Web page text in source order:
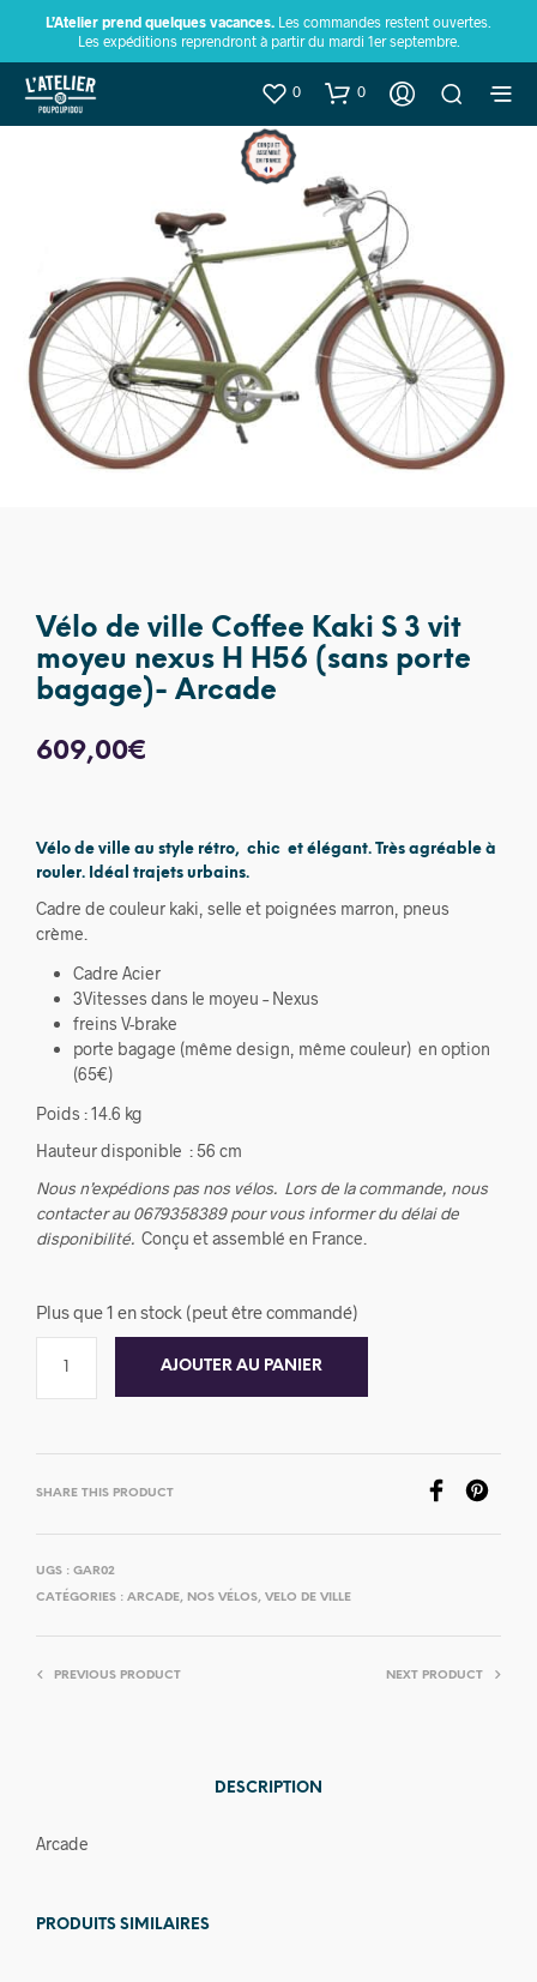
L’Atelier prend quelques vacances. Les commandes restent ouvertes.
Les expéditions reprendront à partir du mardi 1er septembre.
0 0
Vélo de ville Coffee Kaki S 3 vit
moyeu nexus H H56 (sans porte
bagage)- Arcade
609,00€
Vélo de ville au style rétro, chic et élégant. Très agréable à
rouler. Idéal trajets urbains.
Cadre de couleur kaki, selle et poignées marron, pneus
crème.
Cadre Acier
3Vitesses dans le moyeu – Nexus
freins V-brake
porte bagage (même design, même couleur) en option
(65€)
Poids : 14.6 kg
Hauteur disponible : 56 cm
Nous n’expédions pas nos vélos. Lors de la commande, nous
contacter au 0679358389 pour vous informer du délai de
disponibilité. Conçu et assemblé en France.
Plus que 1 en stock (peut être commandé)
AJOUTER AU PANIER
SHARE THIS PRODUCT
UGS : GAR02
CATÉGORIES : ARCADE, NOS VÉLOS, VELO DE VILLE
PREVIOUS PRODUCT NEXT PRODUCT
DESCRIPTION
Arcade
PRODUITS SIMILAIRES